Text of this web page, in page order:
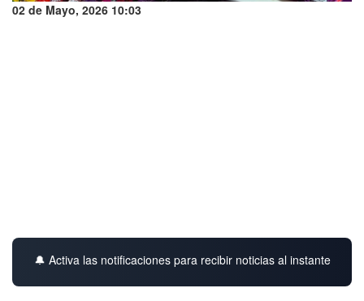
02 de Mayo, 2026 10:03
🔔 Activa las notificaciones para recibir noticias al instante